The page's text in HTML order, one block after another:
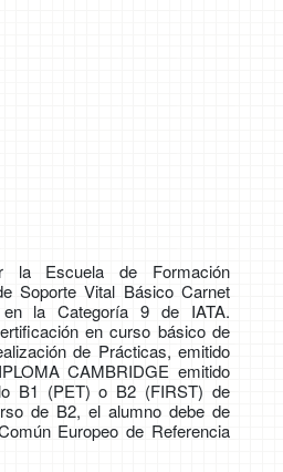
la Escuela de Formación
Soporte Vital Básico Carnet
la Categoría 9 de IATA.
en curso básico de
de Prácticas, emitido
CAMBRIDGE emitido
B1 (PET) o B2 (FIRST) de
de B2, el alumno debe de
Europeo de Referencia